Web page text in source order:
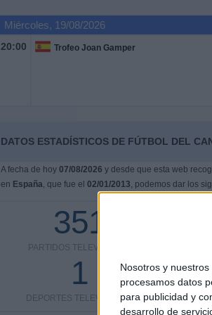
Nosotros y nuestros
procesamos datos
para publicidad y
desarrollo de
Miércoles, 19/08/2026
20:00 Trofeo Joan Gamper
DATOS ESTADÍSTICOS DE FÚTBOL DEL
A fecha de hoy 07/08/2026 y desde que esta web
en España, que fue el 02/01/2013, podemos dar los
351
PARTIDOS TELEVISADOS
1
DEPORTES TELEVISADOS